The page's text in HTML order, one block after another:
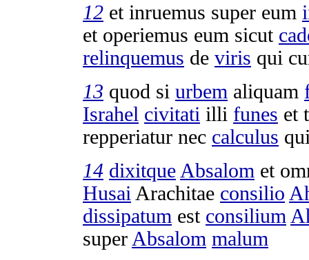
12 et inruemus super eum
et operiemus eum sicut
relinquemus de viris qui
13 quod si urbem aliquam
Israhel civitati illi funes et
repperiatur nec calculus
14 dixitque Absalom et
Husai Arachitae consilio
dissipatum est consilium
super Absalom malum